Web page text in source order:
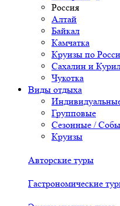
Россия
Алтай
Байкал
Камчатка
Круизы по
Сахалин и
Чукотка
Виды отдыха
Групповые
Сезонные /
Круизы
Авторские туры
Гастрономические